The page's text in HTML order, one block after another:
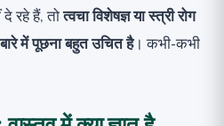
दे रहे हैं, तोत्वचा विशेषज्ञ या स्त्री रोग
में पूछना बहुत उचित है। कभी-कभी